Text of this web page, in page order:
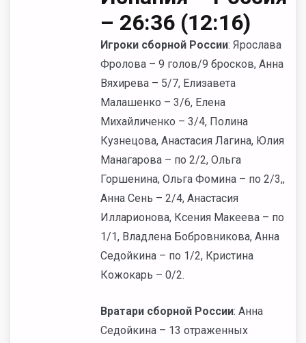
– 26:36 (12:16)
Игроки сборной России: Ярослава
Фролова – 9 голов/9 бросков, Анна
Вяхирева – 5/7, Елизавета
Малашенко – 3/6, Елена
Михайличенко – 3/4, Полина
Кузнецова, Анастасия Лагина, Юлия
Манагарова – по 2/2, Ольга
Горшенина, Ольга Фомина – по 2/3,,
Анна Сень – 2/4, Анастасия
Илларионова, Ксения Макеева – по
1/1, Владлена Бобровникова, Анна
Седойкина – по 1/2, Кристина
Кожокарь – 0/2.
Вратари сборной России: Анна
Седойкина – 13 отраженных